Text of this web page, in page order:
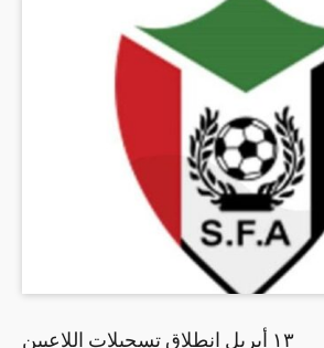
١٣ أبريل انطلاق تسجيلات اللاعبين